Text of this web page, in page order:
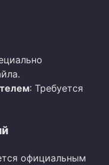
: Требуется
официальным